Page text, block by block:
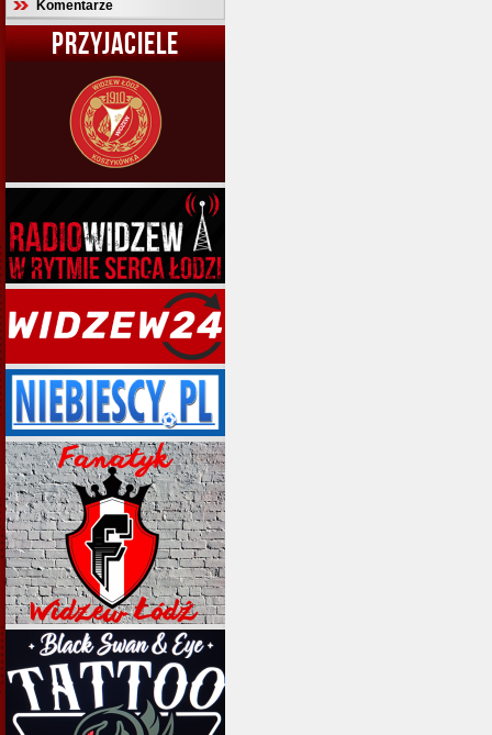
Komentarze
PRZYJACIELE